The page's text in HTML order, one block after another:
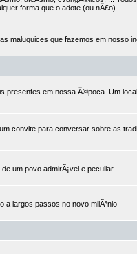
forma que o adote (ou nÃ£o).
maluquices que fazemos em nosso
presentes em nossa Ã©poca. Um
convite para conversar sobre as
um povo admirÃ¡vel e peculiar.
a largos passos no novo milÃªnio